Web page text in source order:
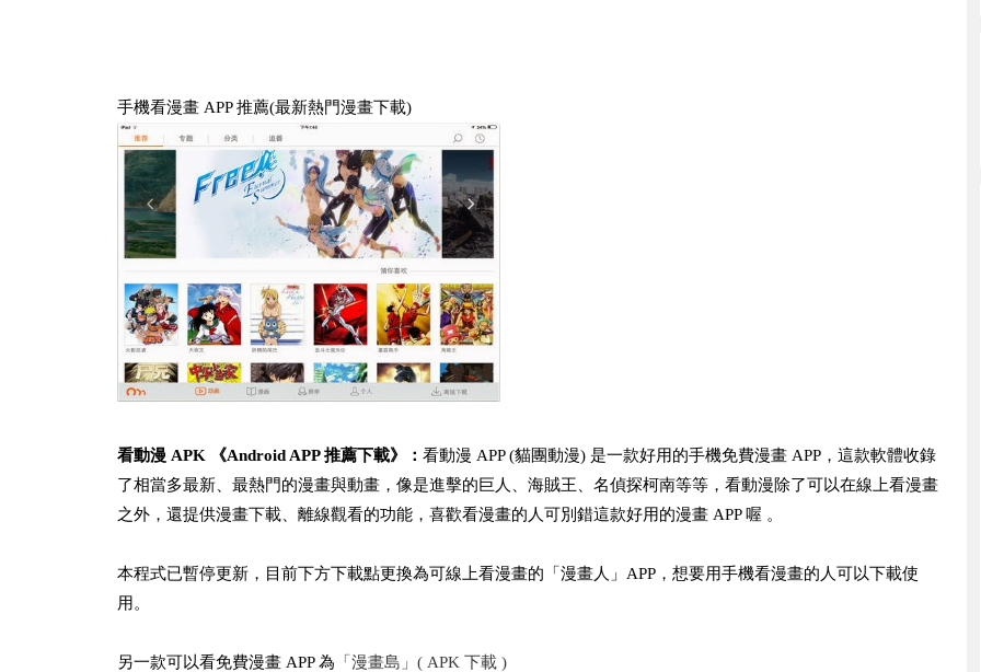
手機看漫畫 APP 推薦(最新熱門漫畫下載)
看動漫 APK 《Android APP 推薦下載》： 看動漫 APP (貓團動漫) 是一款好用的手機免費漫畫 APP，這款軟體收錄
了相當多最新、最熱門的漫畫與動畫，像是進擊的巨人、海賊王、名偵探柯南等等，看動漫除了可以在線上看漫畫
之外，還提供漫畫下載、離線觀看的功能，喜歡看漫畫的人可別錯這款好用的漫畫 APP 喔 。
本程式已暫停更新，目前下方下載點更換為可線上看漫畫的「漫畫人」APP，想要用手機看漫畫的人可以下載使
用。
另一款可以看免費漫畫 APP 為 「漫畫島」( APK 下載 )